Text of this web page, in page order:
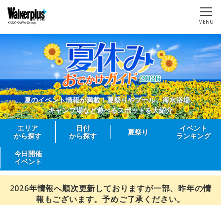
MENU
夏のイベント情報が満載！夏祭りやプール、海水浴場、
キャンプ場など遊べるスポットを大紹介
エリア
から探す
日付
から探す
夏祭り
イベント
ランキング
今日開催
イベント
2026年情報へ順次更新しておりますが一部、昨年の情
報もございます。予めご了承ください。